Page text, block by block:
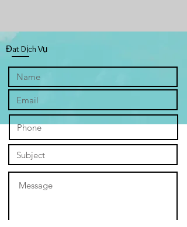
Đat Dịch Vụ